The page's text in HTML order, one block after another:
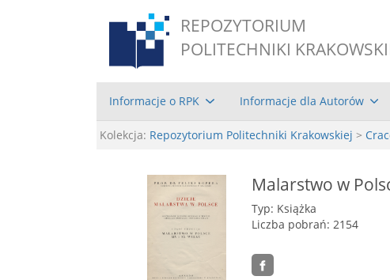
REPOZYTORIUM
POLITECHNIKI
Informacje o RPK Informacje dla Autorów
Kolekcja: Repozytorium Politechniki Krakowskiej >
Malarstwo w
Typ: Książka
Liczba pobrań: 2154